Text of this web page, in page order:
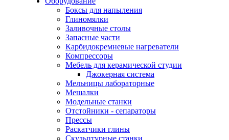
Боксы для напыления
Глиномялки
Заливочные столы
Запасные части
Карбидокремневые нагреватели
Компрессоры
Мебель для керамической студии
Джокерная система
Мельницы лабораторные
Мешалки
Модельные станки
Отстойники - сепараторы
Прессы
Раскатчики глины
Скульптурные станки